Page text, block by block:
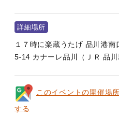
詳細場所
１７時に楽蔵うたげ 品川港
5-14 カナーレ品川（ＪＲ 品川
このイベントの開催場
する